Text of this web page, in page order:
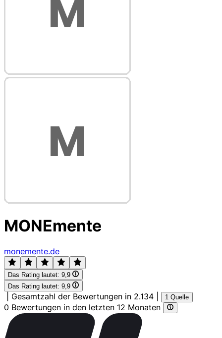
MONEmente
monemente.de
Das Rating lautet: 9,9
Das Rating lautet: 9,9
Gesamtzahl der Bewertungen in 2.134 1 Quelle
0 Bewertungen in den letzten 12 Monaten